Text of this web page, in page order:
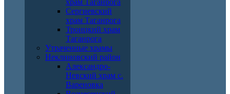
Сергиевский
храм Таганрога
Троицкий храм
Таганрога
Утраченные храмы
Неклиновский район
Александро-
Невский храм с.
Вареновка